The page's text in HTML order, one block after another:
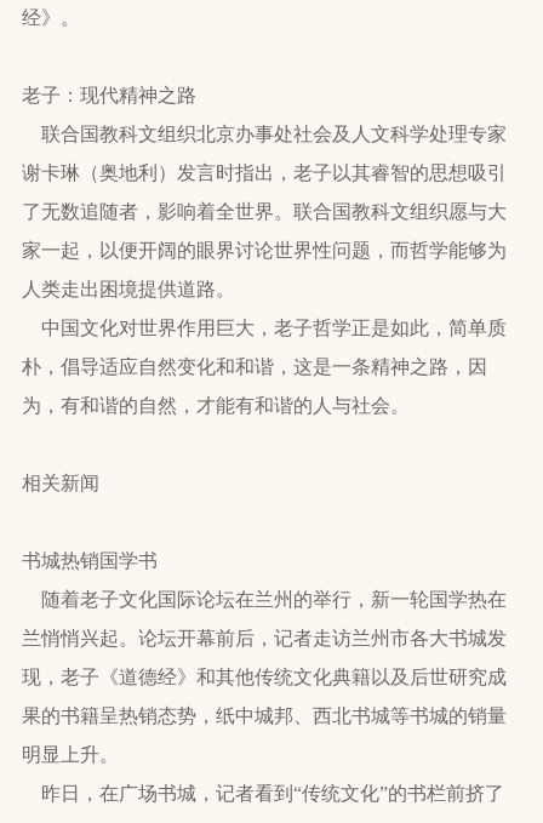
经》。
老子：现代精神之路
联合国教科文组织北京办事处社会及人文科学处理专家
谢卡琳（奥地利）发言时指出，老子以其睿智的思想吸引
了无数追随者，影响着全世界。联合国教科文组织愿与大
家一起，以便开阔的眼界讨论世界性问题，而哲学能够为
人类走出困境提供道路。
中国文化对世界作用巨大，老子哲学正是如此，简单质
朴，倡导适应自然变化和和谐，这是一条精神之路，因
为，有和谐的自然，才能有和谐的人与社会。
相关新闻
书城热销国学书
随着老子文化国际论坛在兰州的举行，新一轮国学热在
兰悄悄兴起。论坛开幕前后，记者走访兰州市各大书城发
现，老子《道德经》和其他传统文化典籍以及后世研究成
果的书籍呈热销态势，纸中城邦、西北书城等书城的销量
明显上升。
昨日，在广场书城，记者看到“传统文化”的书栏前挤了